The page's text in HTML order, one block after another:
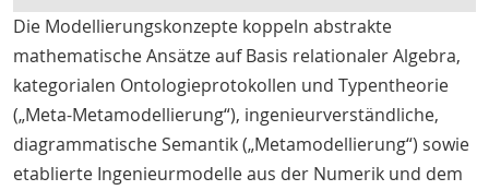
Die Modellierungskonzepte koppeln abstrakte
mathematische Ansätze auf Basis relationaler Algebra,
kategorialen Ontologieprotokollen und Typentheorie
(„Meta-Metamodellierung“), ingenieurverständliche,
diagrammatische Semantik („Metamodellierung“) sowie
etablierte Ingenieurmodelle aus der Numerik und dem